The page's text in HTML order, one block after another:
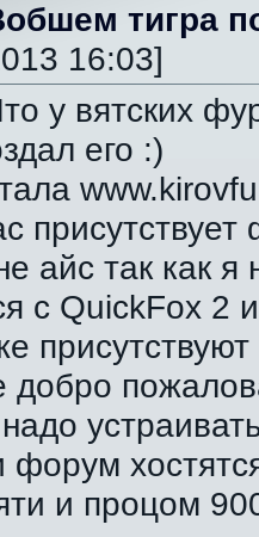
тигра
16:03]
у вятских
его :)
айс так как я
с QuickFox 2
присутствуют
добро
форум
и процом